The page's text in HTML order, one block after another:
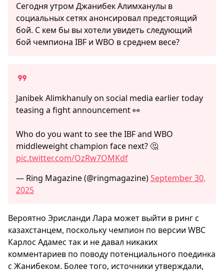
Сегодня утром Джанибек Алимханулы в
социальных сетях анонсировал предстоящий
бой. С кем бы вы хотели увидеть следующий
бой чемпиона IBF и WBO в среднем весе?
Janibek Alimkhanuly on social media earlier today
teasing a fight announcement 👀
Who do you want to see the IBF and WBO
middleweight champion face next? 🤔
pic.twitter.com/OzRw7OMKdf
— Ring Magazine (@ringmagazine)September 30,
2025
Вероятно Эрисланди Лара может выйти в ринг с
казахстанцем, поскольку чемпион по версии WBC
Карлос Адамес так и не давал никаких
комментариев по поводу потенциального поединка
с Жанибеком. Более того, источники утверждали,